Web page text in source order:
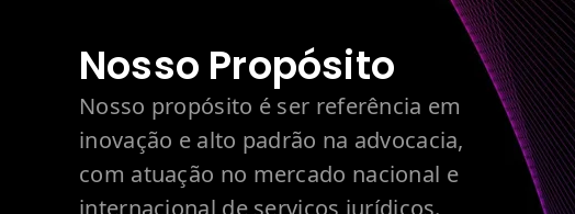
Nosso Propósito
Nosso propósito é ser referência em
inovação e alto padrão na advocacia,
com atuação no mercado nacional e
internacional de serviços jurídicos.